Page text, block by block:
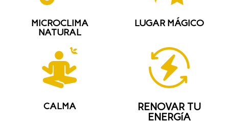
MICROCLIMA
NATURAL
LUGAR MÁGICO
CALMA
RENOVAR TU
ENERGíA